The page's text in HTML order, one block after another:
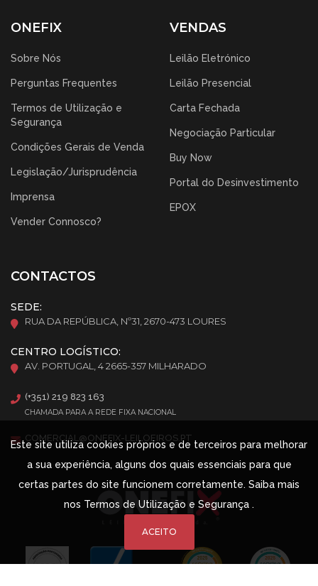
ONEFIX
Sobre Nós
Perguntas Frequentes
Termos de Utilização e
Segurança
Condições Gerais de Venda
Legislação/Jurisprudência
Imprensa
Vender Connosco?
VENDAS
Leilão Eletrónico
Leilão Presencial
Carta Fechada
Negociação Particular
Buy Now
Portal do Desinvestimento
EPOX
CONTACTOS
SEDE:
RUA DA REPÚBLICA, Nº31, 2670-473 LOURES
CENTRO LOGÍSTICO:
AV. PORTUGAL, 4 2665-357 MILHARADO
(+351) 219 823 163
CHAMADA PARA A REDE FIXA NACIONAL
COMERCIAL@ONEFIX-LEILOEIROS.PT
Este site utiliza cookies próprios e de terceiros para melhorar
a sua experiência, alguns dos quais essenciais para que
certas partes do site funcionem corretamente. Saiba mais
nos Termos de Utilização e Segurança .
ACEITO